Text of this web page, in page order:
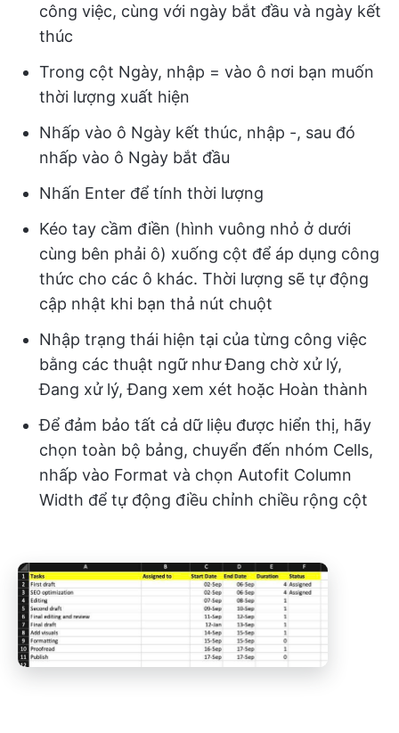
công việc, cùng với ngày bắt đầu và ngày kết
thúc
Trong cột Ngày, nhập = vào ô nơi bạn muốn
thời lượng xuất hiện
Nhấp vào ô Ngày kết thúc, nhập -, sau đó
nhấp vào ô Ngày bắt đầu
Nhấn Enter để tính thời lượng
Kéo tay cầm điền (hình vuông nhỏ ở dưới
cùng bên phải ô) xuống cột để áp dụng công
thức cho các ô khác. Thời lượng sẽ tự động
cập nhật khi bạn thả nút chuột
Nhập trạng thái hiện tại của từng công việc
bằng các thuật ngữ như Đang chờ xử lý,
Đang xử lý, Đang xem xét hoặc Hoàn thành
Để đảm bảo tất cả dữ liệu được hiển thị, hãy
chọn toàn bộ bảng, chuyển đến nhóm Cells,
nhấp vào Format và chọn Autofit Column
Width để tự động điều chỉnh chiều rộng cột